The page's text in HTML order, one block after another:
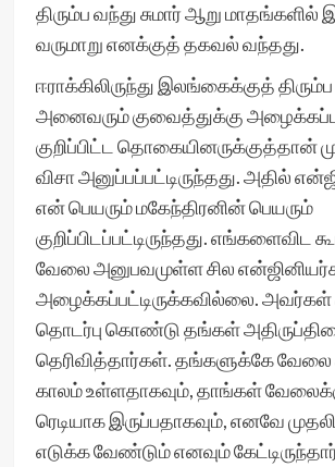
திரும்ப வந்து சுமார் ஆறு
வருமாறு எனக்குத் தகவல் வந்தது.
ஈராக்கிலிருந்து இலங்கைக்குத்
அனைவரும் குவைத்துக்கு
குறிப்பிட்ட தொகையினருக்குத்தான்
விசா அனுப்பப்பட்டிருந்தது. அதில்
என் பெயரும் மகேந்திரனின் பெயரும்
குறிப்பிடப்பட்டிருந்தது. எங்களைவிட
வேலை அனுபவமுள்ள சில
அழைக்கப்பட்டிருக்கவில்லை. அவர்கள்
தொடர்பு கொண்டு தங்கள்
தெரிவித்தார்கள். தங்களுக்கே வேலை
காலம் உள்ளதாகவும், தாங்கள்
ரெடியாக இருப்பதாகவும், எனவே
எடுக்க வேண்டும் எனவும்